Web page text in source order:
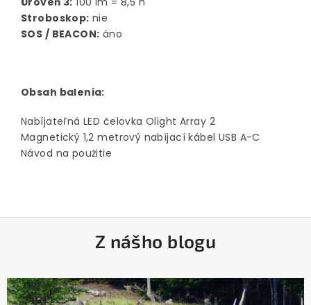
Stroboskop: nie
SOS / BEACON: áno
Obsah balenia:
Nabíjateľná LED čelovka Olight Array 2
Magnetický 1,2 metrový nabíjací kábel USB A-C
Návod na použitie
ä
Z nášho blogu